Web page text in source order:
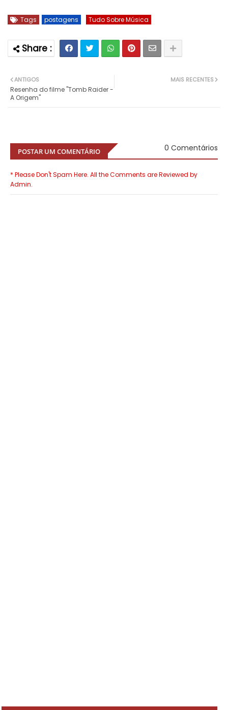
Tags postagens Tudo Sobre Música
MAIS RECENTES
ANTIGOS
Resenha do filme "Tomb Raider -
A Origem"
POSTAR UM COMENTÁRIO 0 Comentários
* Please Don't Spam Here. All the Comments are Reviewed by
Admin.